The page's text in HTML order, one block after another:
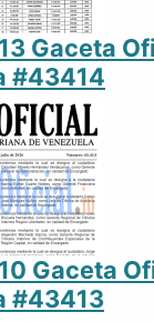
Gaceta
#43414
Gaceta
#43413